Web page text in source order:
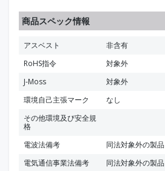
商品スペック情報
アスベスト
非含有
RoHS指令
対象外
J-Moss
対象外
環境自己主張マーク
なし
その他環境及び安全規
格
電波法備考
同法対象外の製品
電気通信事業法備考
同法対象外の製品